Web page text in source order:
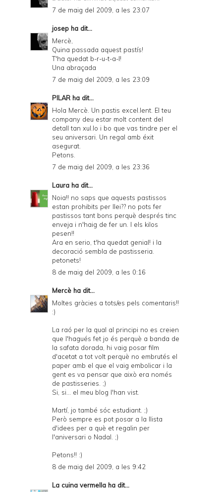
7 de maig del 2009, a les 23:07
josep ha dit...
Mercè,
Quina passada aquest pastís!
T'ha quedat b-r-u-t-a-l!
Una abraçada
7 de maig del 2009, a les 23:09
PILAR ha dit...
Hola Mercè. Un pastis excel.lent. El teu
company deu estar molt content del
detall tan xul.lo i bo que vas tindre per el
seu aniversari. Un regal amb éxit
asegurat.
Petons.
7 de maig del 2009, a les 23:36
Laura ha dit...
Noia!! no saps que aquests pastissos
estan prohibits per llei?? no pots fer
pastissos tant bons perquè després tinc
enveja i n'haig de fer un. I els kilos
pesen!!
Ara en serio, t'ha quedat genial! i la
decoració sembla de pastisseria.
petonets!
8 de maig del 2009, a les 0:16
Mercè ha dit...
Moltes gràcies a tots/es pels comentaris!!
:)
La raó per la qual al principi no es creien
que l'hagués fet jo és perquè a banda de
la safata dorada, hi vaig posar film
d'acetat a tot volt perquè no embrutés el
paper amb el que el vaig embolicar i la
gent es va pensar que això era només
de pastisseries. ;)
Si, si... el meu blog l'han vist.
Martí, jo també sóc estudiant. ;)
Però sempre es pot posar a la llista
d'idees per a què et regalin per
l'aniversari o Nadal. ;)
Petons!! :)
8 de maig del 2009, a les 9:42
La cuina vermella ha dit...